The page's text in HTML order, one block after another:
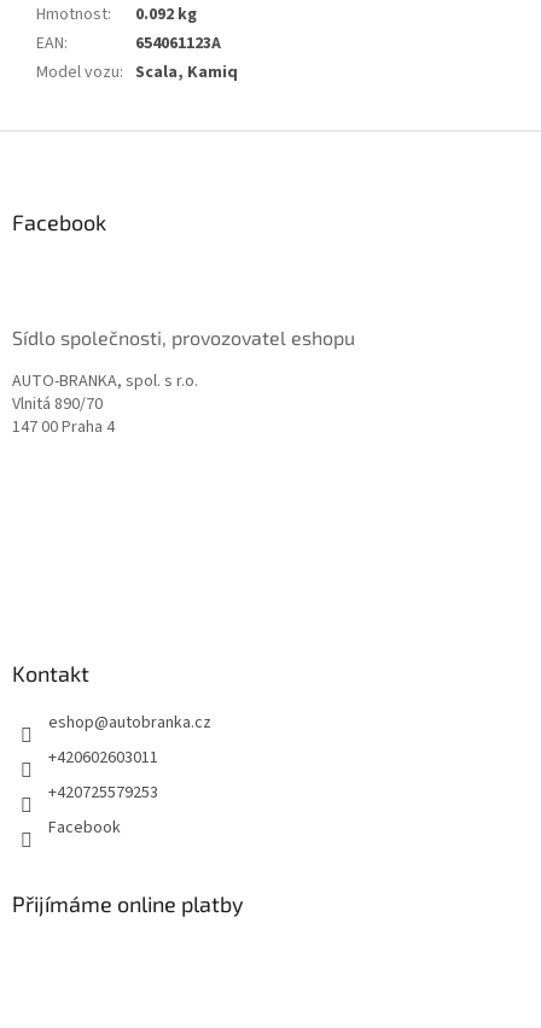
Hmotnost:
0.092 kg
EAN:
654061123A
Model vozu: Scala, Kamiq
Facebook
Sídlo společnosti, provozovatel eshopu
AUTO-BRANKA, spol. s r.o.
Vlnitá 890/70
147 00 Praha 4
Kontakt
eshop@autobranka.cz
+420602603011
+420725579253
Facebook
Přijímáme online platby